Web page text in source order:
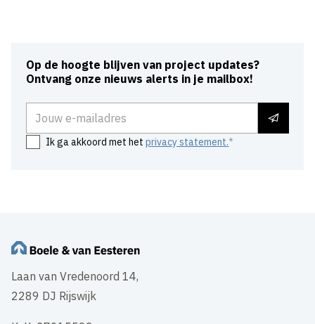
Op de hoogte blijven van project updates?
Ontvang onze nieuws alerts in je mailbox!
Ik ga akkoord met hetprivacy statement.
Laan van Vredenoord 14,
2289 DJ Rijswijk